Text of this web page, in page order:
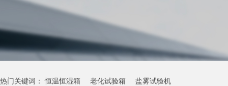
热门关键词：恒温恒湿箱 老化试验箱 盐雾试验机